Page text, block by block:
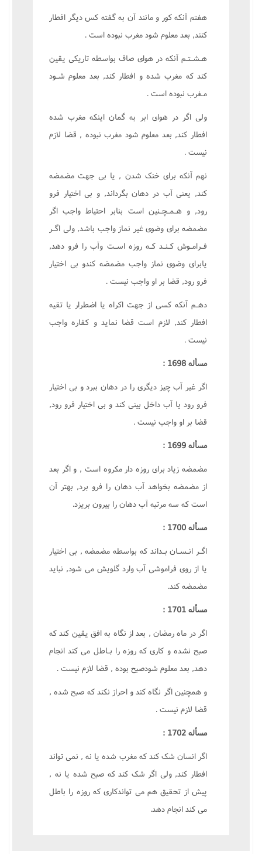
هفتم آنکه کور و مانند آن به گفته کس ديگر افطار
کنند, بعد معلوم شود مغرب نبوده است .
هـشـتـم آنکه در هواى صاف بواسطه تاريکى يقين
کند که مغرب شده و افطار کند, بعد معلوم شـود
مـغرب نبوده است .
ولى اگر در هواى ابر به گمان اينکه مغرب شده
افطار کند, بعد معلوم شود مغرب نبوده , قضا لازم
نيست .
نهم آنکه براى خنک شدن , يا بى جهت مضمضه
کند, يعنى آب در دهان بگرداند, و بى اختيار فرو
رود, و هـمـچـنين است بنابر احتياط واجب اگر
مضمضه براى وضوى غير نماز واجب باشد, ولى اگـر
فـرامـوش کـنـد کـه روزه اسـت وآب را فرو دهد,
يابراى وضوى نماز واجب مضمضه کندو بى اختيار
فرو رود, قضا بر او واجب نيست .
دهـم آنکه کسى از جهت اکراه يا اضطرار يا تقيه
افطار کند, لازم است قضا نمايد و کفاره واجب
نيست .
مسأله 1698 :
اگر غير آب چيز ديگرى را در دهان ببرد و بى اختيار
فرو رود يا آب داخل بينى کند و بى اختيار فرو رود,
قضا بر او واجب نيست .
مسأله 1699 :
مضمضه زياد براى روزه دار مکروه است , و اگر بعد
از مضمضه بخواهد آب دهان را فرو برد, بهتر آن
است که سه مرتبه آب دهان را بيرون بريزد.
مسأله 1700 :
اگـر انـسـان بـداند که بواسطه مضمضه , بى اختيار
يا از روى فراموشى آب وارد گلويش مى شود, نبايد
مضمضه کند.
مسأله 1701 :
اگر در ماه رمضان , بعد از نگاه به افق يقين کند که
صبح نشده و کارى که روزه را بـاطل مى کند انجام
دهد, بعد معلوم شودصبح بوده , قضا لازم نيست .
و همچنين اگر نگاه کند و احراز نکند که صبح شده ,
قضا لازم نيست .
مسأله 1702 :
اگر انسان شک کند که مغرب شده يا نه , نمى تواند
افطار کند, ولى اگر شک کند که صبح شده يا نه ,
پيش از تحقيق هم مى تواندکارى که روزه را باطل
مى کند انجام دهد.